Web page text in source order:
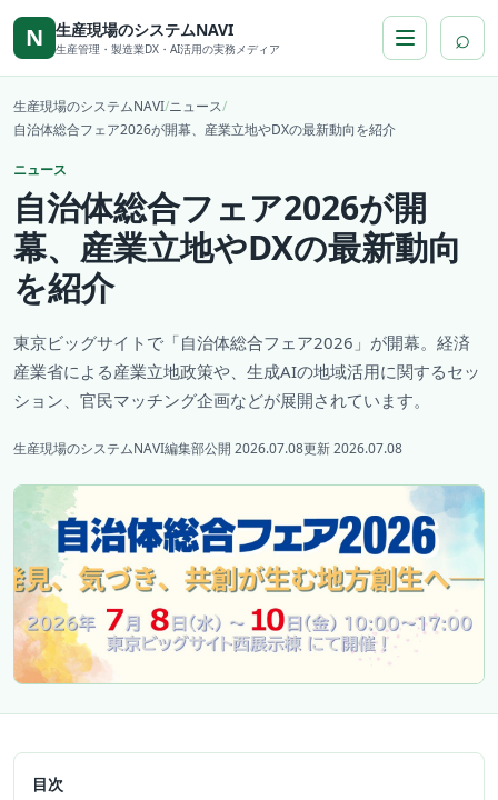
本文へ移動
N 生産現場のシステムNAVI
生産管理・製造業DX・AI活用の実務メディア ⌕
生産現場のシステムNAVI/ニュース/
自治体総合フェア2026が開幕、産業立地やDXの最新動向を紹介
ニュース
自治体総合フェア2026が開
幕、産業立地やDXの最新動向
を紹介
東京ビッグサイトで「自治体総合フェア2026」が開幕。経済
産業省による産業立地政策や、生成AIの地域活用に関するセッ
ション、官民マッチング企画などが展開されています。
生産現場のシステムNAVI編集部公開 2026.07.08更新 2026.07.08
目次